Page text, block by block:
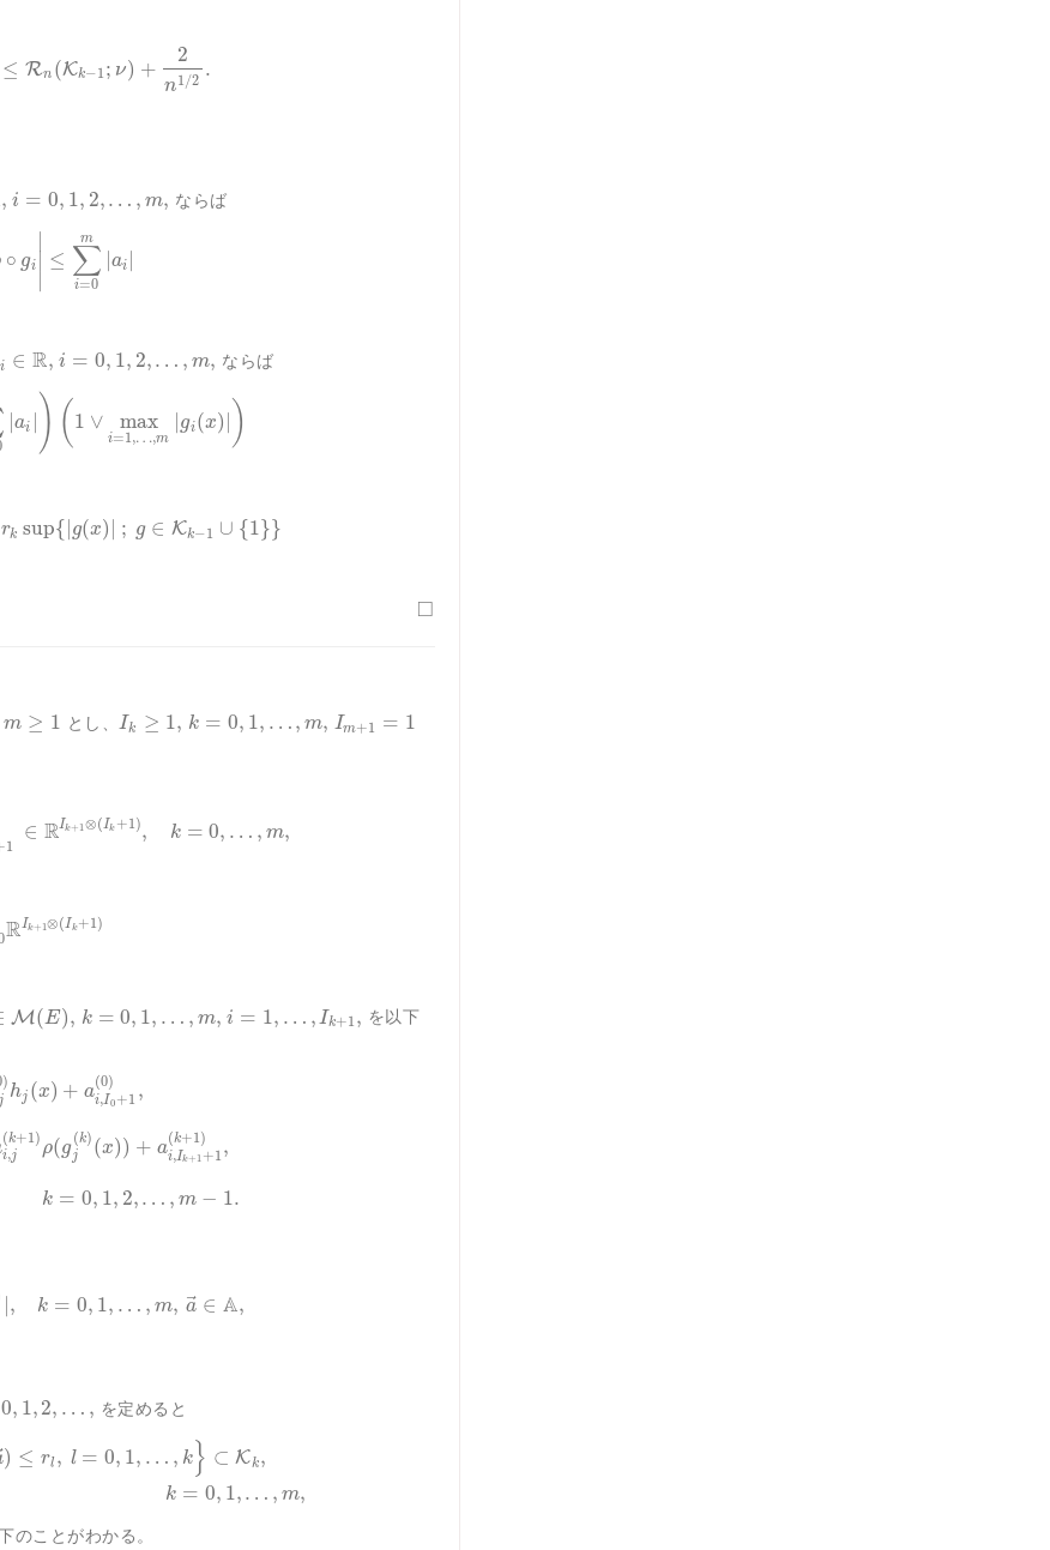
≤ Rn (Kk−1 ; ν) +
2
n1 /2 .
, i = 0, 1, 2,… , m, ならば
∘ gi
∣
∣ ≤ ∑
i=0
m
ai
i ∈ R, i = 0, 1, 2,… , m, ならば
|ai ) ( 1 ∨ max
i=1 ,…,m
gi (x) )
rk sup{ g(x) ; g ∈ Kk−1 ∪ {1}}
□
m ≥ 1 とし、Ik ≥ 1, k = 0, 1, …, m, Im+1 = 1
1
∈ RIk+ 1⊗(Ik +1), k = 0, … , m,
RIk+ 1⊗(Ik+1)
M(E), k = 0, 1, … , m, i = 1, … , Ik+1 , を以下
)
j hj (x) + a
(0)
i,I0 +1 ,
(k+1)
i,j ρ(g
(k)
j (x)) + a
(k+1)
i,Ik+ 1 +1 ,
k = 0, 1, 2,… , m − 1.
, k = 0, 1, … , m, a ∈ A,
0, 1,2, … , を定めると
⃗) ≤ rl , l = 0, 1, … , k} ⊂ Kk,
k = 0, 1,… , m,
ことがわかる。